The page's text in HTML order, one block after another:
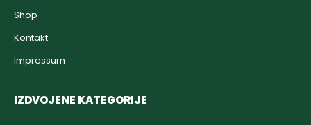
Shop
Kontakt
Impressum
IZDVOJENE KATEGORIJE